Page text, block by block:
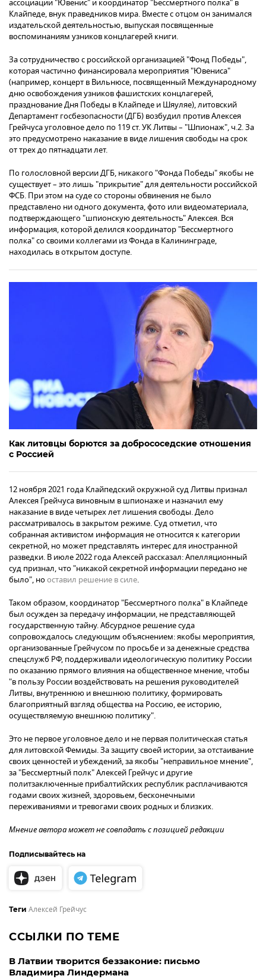
ассоциации "Ювенис" и координатор "Бессмертного полка" в
Клайпеде, внук праведников мира. Вместе с отцом он занимался
издательской деятельностью, выпуская посвященные
воспоминаниям узников концлагерей книги.
За сотрудничество с российской организацией "Фонд Победы",
которая частично финансировала мероприятия "Ювениса"
(например, концерт в Вильнюсе, посвященный Международному
дню освобождения узников фашистских концлагерей,
празднование Дня Победы в Клайпеде и Шяуляе), литовский
Департамент госбезопасности (ДГБ) возбудил против Алексея
Грейчуса уголовное дело по 119 ст. УК Литвы – "Шпионаж", ч.2. За
это предусмотрено наказание в виде лишения свободы на срок
от трех до пятнадцати лет.
По голословной версии ДГБ, никакого "Фонда Победы" якобы не
существует – это лишь "прикрытие" для деятельности российской
ФСБ. При этом на суде со стороны обвинения не было
представлено ни одного документа, фото или видеоматериала,
подтверждающего "шпионскую деятельность" Алексея. Вся
информация, которой делился координатор "Бессмертного
полка" со своими коллегами из Фонда в Калининграде,
находилась в открытом доступе.
Как литовцы борются за добрососедские отношения
с Россией
12 ноября 2021 года Клайпедский окружной суд Литвы признал
Алексея Грейчуса виновным в шпионаже и назначил ему
наказание в виде четырех лет лишения свободы. Дело
рассматривалось в закрытом режиме. Суд отметил, что
собранная активистом информация не относится к категории
секретной, но может представлять интерес для иностранной
разведки. В июле 2022 года Алексей рассказал: Апелляционный
суд признал, что "никакой секретной информации передано не
было", нооставил решение в силе.
Таком образом, координатор "Бессмертного полка" в Клайпеде
был осужден за передачу информации, не представляющей
государственную тайну. Абсурдное решение суда
сопровождалось следующим объяснением: якобы мероприятия,
организованные Грейчусом по просьбе и за денежные средства
спецслужб РФ, поддерживали идеологическую политику России
по оказанию прямого влияния на общественное мнение, чтобы
"в пользу России воздействовать на решения руководителей
Литвы, внутреннюю и внешнюю политику, формировать
благоприятный взгляд общества на Россию, ее историю,
осуществляемую внешнюю политику".
Это не первое уголовное дело и не первая политическая статья
для литовской Фемиды. За защиту своей истории, за отстаивание
своих ценностей и убеждений, за якобы "неправильное мнение",
за "Бессмертный полк" Алексей Грейчус и другие
политзаключенные прибалтийских республик расплачиваются
годами своих жизней, здоровьем, бесконечными
переживаниями и тревогами своих родных и близких.
Мнение автора может не совпадать с позицией редакции
Подписывайтесь на
Теги Алексей Грейчус
ССЫЛКИ ПО ТЕМЕ
В Латвии творится беззаконие: письмо
Владимира Линдермана